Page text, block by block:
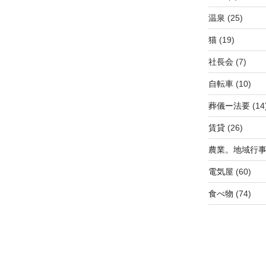
温泉 (25)
猫(19)
社長会(7)
自転車(10)
葬儀ー法要
賃貸(26)
農業。地域行事
電気屋 (60)
食べ物 (74)